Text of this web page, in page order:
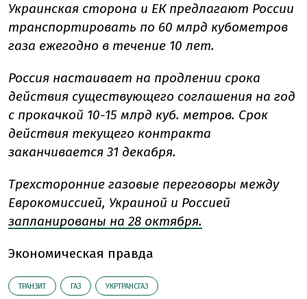
Украинская сторона и ЕК предлагают России
транспортировать по 60 млрд кубометров
газа ежегодно в течение 10 лет.
Россия настаивает на продлении срока
действия существующего соглашения на год
с прокачкой 10-15 млрд куб. метров. Срок
действия текущего контракта
заканчивается 31 декабря.
Трехсторонние газовые переговоры между
Еврокомиссией, Украиной и Россией
запланированы на 28 октября.
Экономическая правда
ТРАНЗИТ ГАЗ УКРТРАНСГАЗ